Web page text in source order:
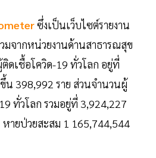
ซึ่งเป็นเว็บไซต์รายงาน
มจากหน่วยงานด้านสาธารณสุข
ดเชื้อโควิด-19 ทั่วโลก อยู่ที่
น 398,992 ราย ส่วนจำนวนผู้
ทั่วโลก รวมอยู่ที่ 3,924,227
ายป่วยสะสม 1 165,744,544